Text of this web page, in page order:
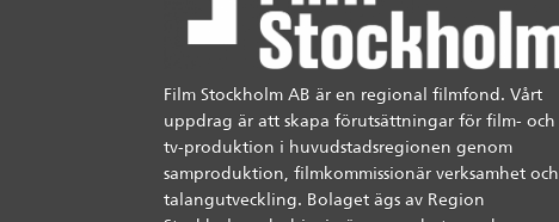
Film Stockholm AB är en regional filmfond. Vårt
uppdrag är att skapa förutsättningar för film- och
tv-produktion i huvudstadsregionen genom
samproduktion, filmkommissionär verksamhet och
talangutveckling. Bolaget ägs av Region